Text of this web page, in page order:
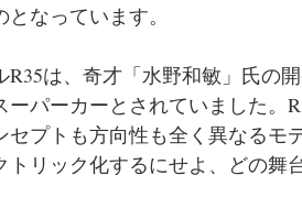
なっています。
R35は、奇才「水野和敏」氏の
ーパーカーとされていました。
セプトも方向性も全く異なるモ
トリック化するにせよ、どの